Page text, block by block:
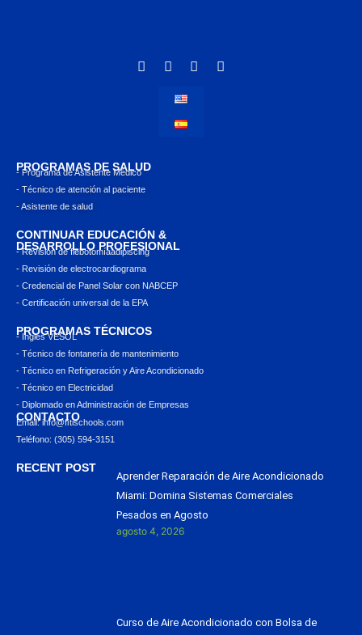
PROGRAMAS DE SALUD
- Programa de Asistente Médico
- Técnico de atención al paciente
- Asistente de salud
CONTINUAR EDUCACIÓN &
DESARROLLO PROFESIONAL
- Revisión de flebotomíaadipiscing
- Revisión de electrocardiograma
- Credencial de Panel Solar con NABCEP
- Certificación universal de la EPA
PROGRAMAS TÉCNICOS
- Inglés VESOL
- Técnico de fontanería de mantenimiento
- Técnico en Refrigeración y Aire Acondicionado
- Técnico en Electricidad
- Diplomado en Administración de Empresas
CONTACTO
Email: info@ﬁtischools.com
Teléfono: (305) 594-3151
RECENT POST
Aprender Reparación de Aire Acondicionado
Miami: Domina Sistemas Comerciales
Pesados en Agosto
agosto 4, 2026
Curso de Aire Acondicionado con Bolsa de